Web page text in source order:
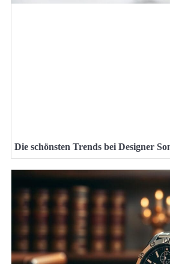
Die schönsten Trends bei Designer